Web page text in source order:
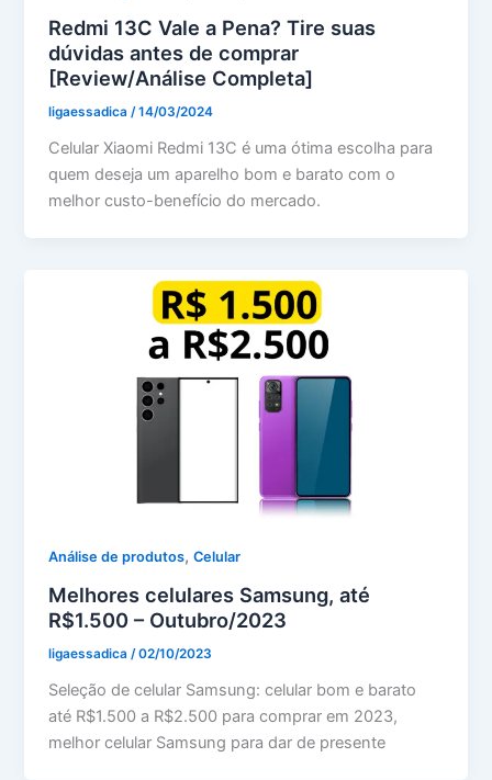
Redmi 13C Vale a Pena? Tire suas
dúvidas antes de comprar
[Review/Análise Completa]
ligaessadica/14/03/2024
Celular Xiaomi Redmi 13C é uma ótima escolha para
quem deseja um aparelho bom e barato com o
melhor custo-benefício do mercado.
Análise de produtos,Celular
Melhores celulares Samsung, até
R$1.500 – Outubro/2023
ligaessadica/02/10/2023
Seleção de celular Samsung: celular bom e barato
até R$1.500 a R$2.500 para comprar em 2023,
melhor celular Samsung para dar de presente